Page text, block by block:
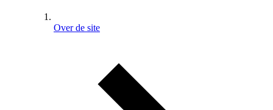
Over de site